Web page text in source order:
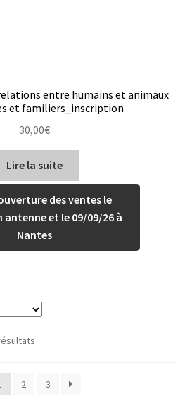
entre humains et animaux
et familiers_inscription
30,00€
Lire la suite
des ventes le
antenne et le 09/09/26 à
Nantes
2 3